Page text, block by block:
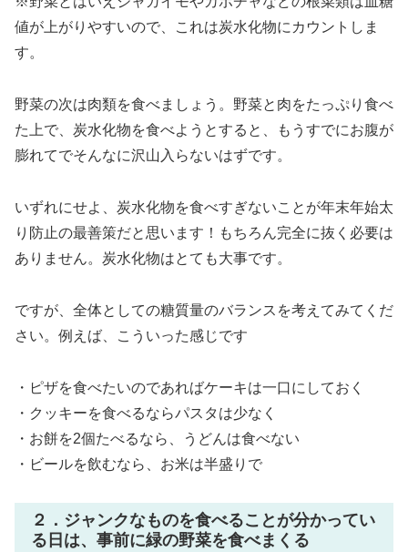
値が上がりやすいので、これは炭水化物にカウントしま
す。
野菜の次は肉類を食べましょう。野菜と肉をたっぷり食べ
た上で、炭水化物を食べようとすると、もうすでにお腹が
膨れてでそんなに沢山入らないはずです。
いずれにせよ、炭水化物を食べすぎないことが年末年始太
り防止の最善策だと思います！もちろん完全に抜く必要は
ありません。炭水化物はとても大事です。
ですが、全体としての糖質量のバランスを考えてみてくだ
さい。例えば、こういった感じです
・ピザを食べたいのであればケーキは一口にしておく
・クッキーを食べるならパスタは少なく
・お餅を2個たべるなら、うどんは食べない
・ビールを飲むなら、お米は半盛りで
２．ジャンクなものを食べることが分かってい
る日は、事前に緑の野菜を食べまくる